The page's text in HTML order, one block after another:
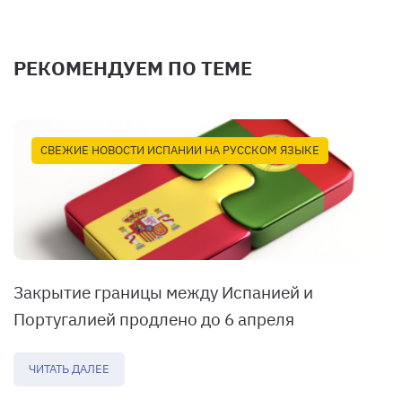
РЕКОМЕНДУЕМ ПО ТЕМЕ
СВЕЖИЕ НОВОСТИ ИСПАНИИ НА РУССКОМ ЯЗЫКЕ
Закрытие границы между Испанией и
Португалией продлено до 6 апреля
ЧИТАТЬ ДАЛЕЕ